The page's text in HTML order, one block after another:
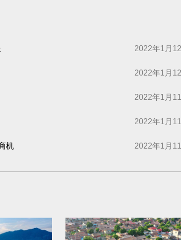
2022年1月
2022年1月
2022年1月
2022年1月
机 2022年1月